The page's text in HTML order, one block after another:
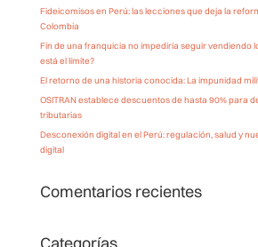
Fideicomisos en Perú: las lecciones que deja la
Colombia
Fin de una franquicia no impediría seguir vendiendo
está el límite?
El retorno de una historia conocida: La impunidad
OSITRAN establece descuentos de hasta 90% para
tributarias
Desconexión digital en el Perú: regulación, salud y
digital
Comentarios recientes
Categorías